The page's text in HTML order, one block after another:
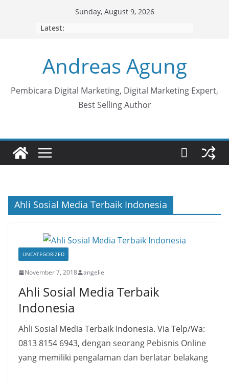
Sunday, August 9, 2026
Latest:
Andreas Agung
Pembicara Digital Marketing, Digital Marketing Expert,
Best Selling Author
Ahli Sosial Media Terbaik Indonesia
UNCATEGORIZED
November 7, 2018 angelie
Ahli Sosial Media Terbaik
Indonesia
Ahli Sosial Media Terbaik Indonesia. Via Telp/Wa:
0813 8154 6943, dengan seorang Pebisnis Online
yang memiliki pengalaman dan berlatar belakang